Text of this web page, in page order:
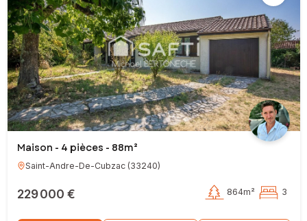
Maison - 4 pièces - 88m²
Saint-Andre-De-Cubzac(33240)
229 000 € 864m² 3